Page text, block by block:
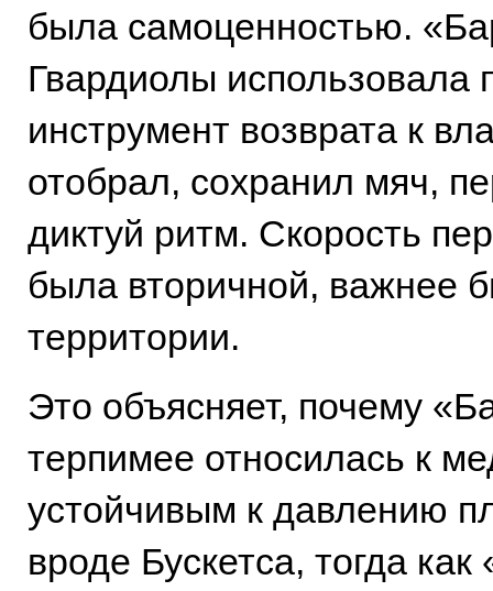
была самоценностью.
Гвардиолы использовала
инструмент возврата к
отобрал, сохранил мяч,
диктуй ритм. Скорость
была вторичной, важнее
территории.
Это объясняет, почему
терпимее относилась к
устойчивым к давлению
вроде Бускетса, тогда